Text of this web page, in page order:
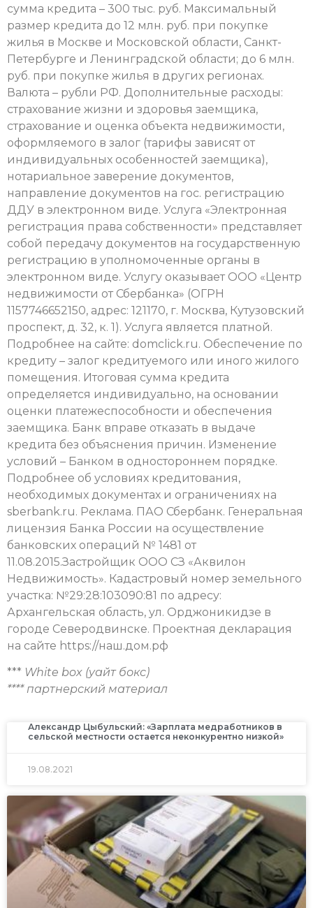
сумма кредита – 300 тыс. руб. Максимальный
размер кредита до 12 млн. руб. при покупке
жилья в Москве и Московской области, Санкт-
Петербурге и Ленинградской области; до 6 млн.
руб. при покупке жилья в других регионах.
Валюта – рубли РФ. Дополнительные расходы:
страхование жизни и здоровья заемщика,
страхование и оценка объекта недвижимости,
оформляемого в залог (тарифы зависят от
индивидуальных особенностей заемщика),
нотариальное заверение документов,
направление документов на гос. регистрацию
ДДУ в электронном виде. Услуга «Электронная
регистрация права собственности» представляет
собой передачу документов на государственную
регистрацию в уполномоченные органы в
электронном виде. Услугу оказывает ООО «Центр
недвижимости от Сбербанка» (ОГРН
1157746652150, адрес: 121170, г. Москва, Кутузовский
проспект, д. 32, к. 1). Услуга является платной.
Подробнее на сайте: domclick.ru. Обеспечение по
кредиту – залог кредитуемого или иного жилого
помещения. Итоговая сумма кредита
определяется индивидуально, на основании
оценки платежеспособности и обеспечения
заемщика. Банк вправе отказать в выдаче
кредита без объяснения причин. Изменение
условий – Банком в одностороннем порядке.
Подробнее об условиях кредитования,
необходимых документах и ограничениях на
sberbank.ru. Реклама. ПАО Сбербанк. Генеральная
лицензия Банка России на осуществление
банковских операций № 1481 от
11.08.2015.Застройщик ООО СЗ «Аквилон
Недвижимость». Кадастровый номер земельного
участка: №29:28:103090:81 по адресу:
Архангельская область, ул. Орджоникидзе в
городе Северодвинске. Проектная декларация
на сайте https://наш.дом.рф
*** White box (уайт бокс)
**** партнерский материал
Александр Цыбульский: «Зарплата медработников в
сельской местности остается неконкурентно низкой»
19.08.2021